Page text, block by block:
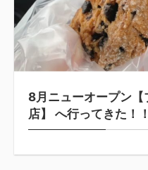
8月ニューオープン【
店】 へ行ってきた！！